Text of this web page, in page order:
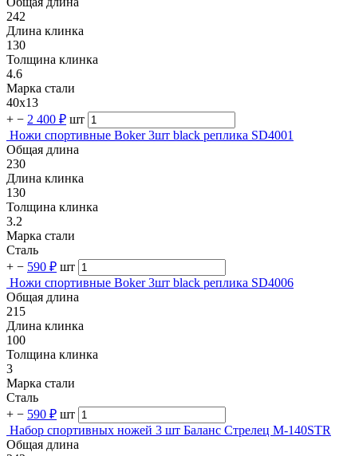
242
Длина клинка
130
Толщина клинка
4.6
Марка стали
40х13
+ − 2 400 ₽ шт
Ножи спортивные Boker 3шт black реплика SD4001
Общая длина
230
Длина клинка
130
Толщина клинка
3.2
Марка стали
Сталь
+ − 590 ₽ шт
Ножи спортивные Boker 3шт black реплика SD4006
Общая длина
215
Длина клинка
100
Толщина клинка
3
Марка стали
Сталь
+ − 590 ₽ шт
Набор спортивных ножей 3 шт Баланс Стрелец M-140STR
Общая длина